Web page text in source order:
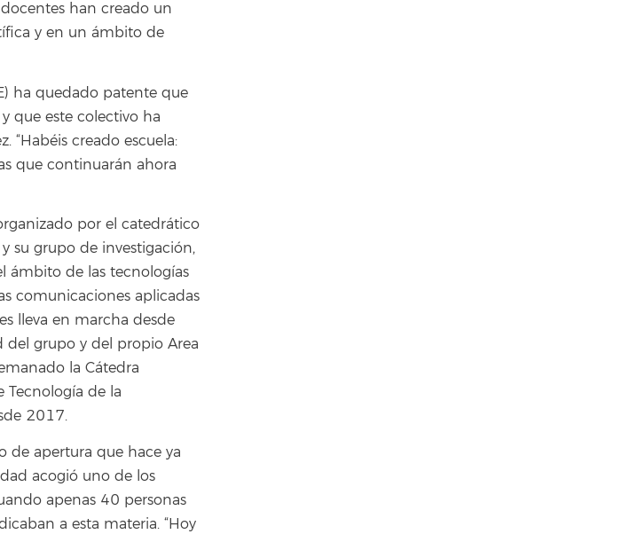
han creado un
y en un ámbito de
ha quedado patente que
que este colectivo ha
creado escuela:
que continuarán ahora
por el catedrático
y su grupo de investigación,
ámbito de las tecnologías
comunicaciones aplicadas
lleva en marcha desde
del grupo y del propio Area
la Cátedra
Tecnología de la
2017.
de apertura que hace ya
acogió uno de los
apenas 40 personas
a esta materia. “Hoy